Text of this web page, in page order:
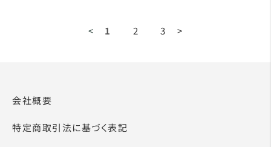
< 1 2 3 >
会社概要
特定商取引法に基づく表記